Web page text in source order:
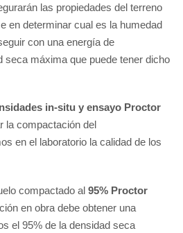
las propiedades del terreno
en determinar cual es la humedad
con una energía de
seca máxima que puede tener dicho
in-situ y ensayo Proctor
la compactación del
en el laboratorio la calidad de los
compactado al 95% Proctor
en obra debe obtener una
el 95% de la densidad seca